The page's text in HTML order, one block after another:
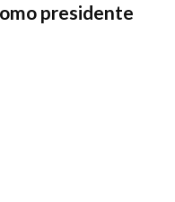
presidente